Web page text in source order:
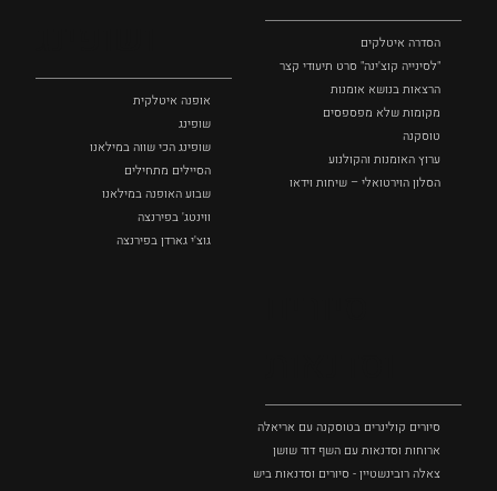
הסדרה איטלקים
"לסינייה קוצ'ינה" סרט תיעודי קצר
הרצאות בנושא אומנות
מקומות שלא מפספסים
טוסקנה
ערוץ האומנות והקולנוע
הסלון הוירטואלי – שיחות וידאו
אופנה איטלקית
שופינג
שופינג הכי שווה במילאנו
הסיילים מתחילים
שבוע האופנה במילאנו
ווינטג' בפירנצה
גוצ'י גארדן בפירנצה
סיורים קולינרים בטוסקנה עם אריאלה בנקיר
ארוחות וסדנאות עם השף דוד שושן
צאלה רובינשטיין - סיורים וסדנאות בישול בטוסקנה